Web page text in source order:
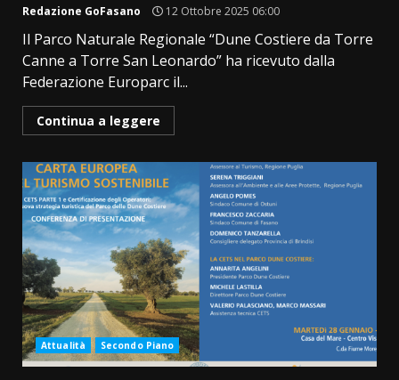
Redazione GoFasano 12 Ottobre 2025 06:00
Il Parco Naturale Regionale “Dune Costiere da Torre
Canne a Torre San Leonardo” ha ricevuto dalla
Federazione Europarc il...
Continua a leggere
Attualità Secondo Piano